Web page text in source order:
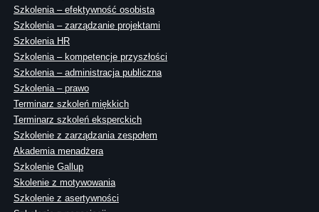
Szkolenia – efektywność osobista
Szkolenia – zarządzanie projektami
Szkolenia HR
Szkolenia – kompetencje przyszłości
Szkolenia – administracja publiczna
Szkolenia – prawo
Terminarz szkoleń miękkich
Terminarz szkoleń eksperckich
Szkolenie z zarządzania zespołem
Akademia menadżera
Szkolenie Gallup
Skolenie z motywowania
Szkolenie z asertywności